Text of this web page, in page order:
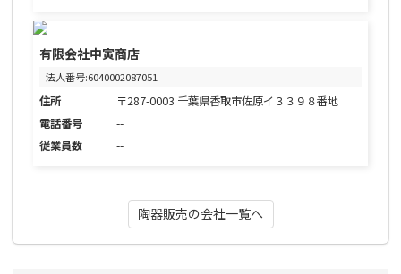
有限会社中寅商店
法人番号:6040002087051
住所
〒287-0003 千葉県香取市佐原イ３３９８番地
電話番号
--
従業員数
--
陶器販売の会社一覧へ